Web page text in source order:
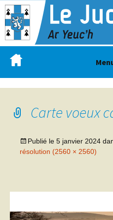
Carte voeux
Publié le 5 janvier 2024
résolution (2560 × 2560)